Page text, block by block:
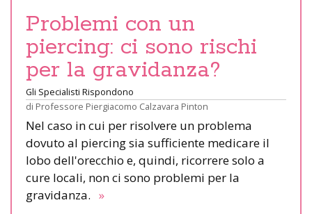
Problemi con un
piercing: ci sono rischi
per la gravidanza?
Gli Specialisti Rispondono
di Professore Piergiacomo Calzavara Pinton
Nel caso in cui per risolvere un problema
dovuto al piercing sia sufficiente medicare il
lobo dell'orecchio e, quindi, ricorrere solo a
cure locali, non ci sono problemi per la
gravidanza. »